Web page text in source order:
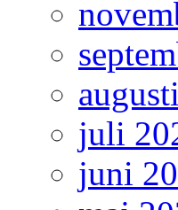
juli
juni